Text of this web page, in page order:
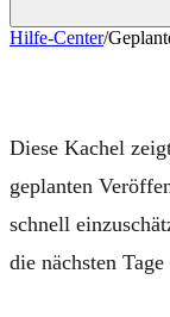
Hilfe-Center/
Diese Kachel
geplanten
schnell
die nächsten Tage